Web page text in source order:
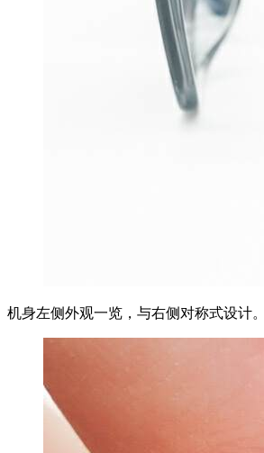
机身左侧外观一览，与右侧对称式设计。